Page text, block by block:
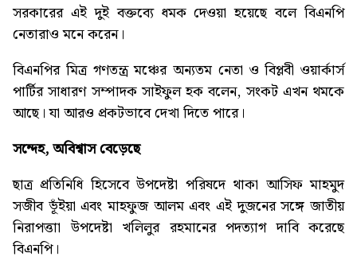
সরকারের এই দুই বক্তব্যে ধমক দেওয়া হয়েছে বলে বিএনপি
নেতারাও মনে করেন।
বিএনপির মিত্র গণতন্ত্র মঞ্চের অন্যতম নেতা ও বিপ্লবী ওয়ার্কার্স
পার্টির সাধারণ সম্পাদক সাইফুল হক বলেন, সংকট এখন থমকে
আছে। যা আরও প্রকটভাবে দেখা দিতে পারে।
সন্দেহ,অবিশ্বাসবেড়েছে
ছাত্র প্রতিনিধি হিসেবে উপদেষ্টা পরিষদে থাকা আসিফ মাহমুদ
সজীব ভূঁইয়া এবং মাহফুজ আলম এবং এই দুজনের সঙ্গে জাতীয়
নিরাপত্তাা উপদেষ্টা খলিলুর রহমানের পদত্যাগ দাবি করেছে
বিএনপি।